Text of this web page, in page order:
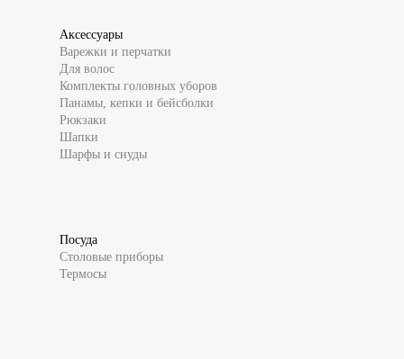
Аксессуары
Варежки и перчатки
Для волос
Комплекты головных уборов
Панамы, кепки и бейсболки
Рюкзаки
Шапки
Шарфы и снуды
Посуда
Столовые приборы
Термосы